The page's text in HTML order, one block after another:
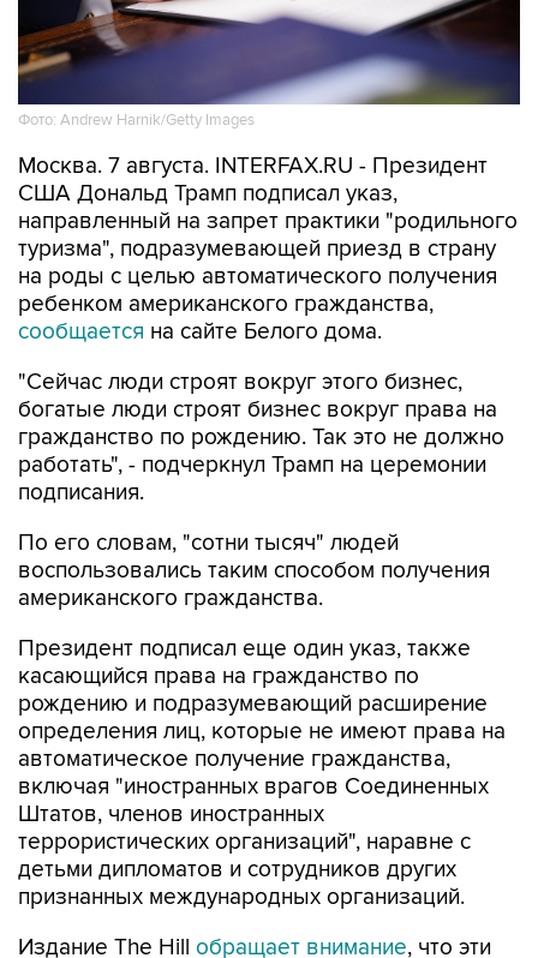
Фото: Andrew Harnik/Getty Images
Москва. 7 августа. INTERFAX.RU - Президент
США Дональд Трамп подписал указ,
направленный на запрет практики "родильного
туризма", подразумевающей приезд в страну
на роды с целью автоматического получения
ребенком американского гражданства,
сообщается на сайте Белого дома.
"Сейчас люди строят вокруг этого бизнес,
богатые люди строят бизнес вокруг права на
гражданство по рождению. Так это не должно
работать", - подчеркнул Трамп на церемонии
подписания.
По его словам, "сотни тысяч" людей
воспользовались таким способом получения
американского гражданства.
Президент подписал еще один указ, также
касающийся права на гражданство по
рождению и подразумевающий расширение
определения лиц, которые не имеют права на
автоматическое получение гражданства,
включая "иностранных врагов Соединенных
Штатов, членов иностранных
террористических организаций", наравне с
детьми дипломатов и сотрудников других
признанных международных организаций.
Издание The Hill обращает внимание, что эти